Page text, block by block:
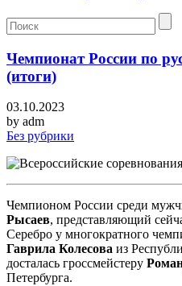
Чемпионат России по
(итоги)
03.10.2023
by adm
Без рубрики
Чемпионом России среди
Рысаев, представляющий
Серебро у многократного
Гаврила Колесова из
досталась гроссмейстеру
Петербурга.